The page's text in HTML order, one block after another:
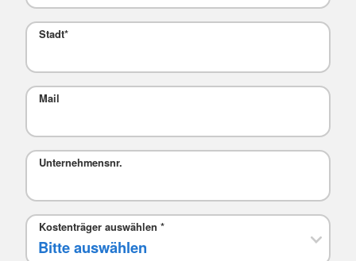
Stadt*
Mail
Unternehmensnr.
Kostenträger auswählen *